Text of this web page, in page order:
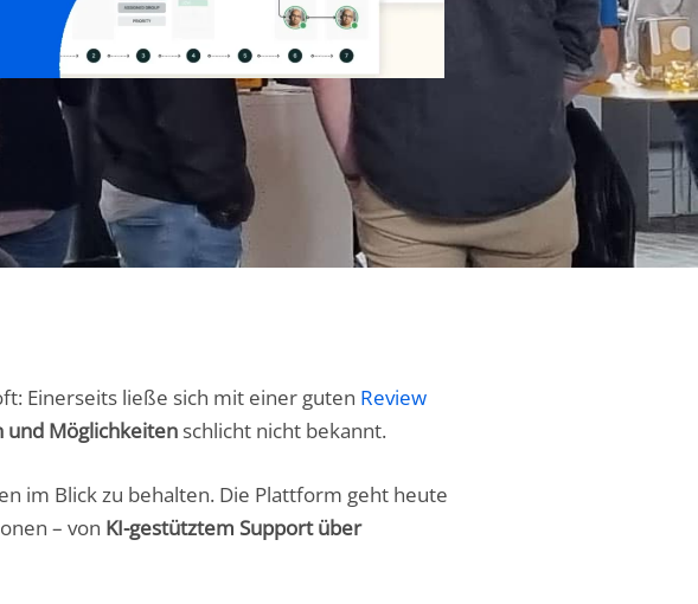
Einerseits ließe sich mit einer guten Review
und Möglichkeiten schlicht nicht bekannt.
im Blick zu behalten. Die Plattform geht heute
– von KI-gestütztem Support über